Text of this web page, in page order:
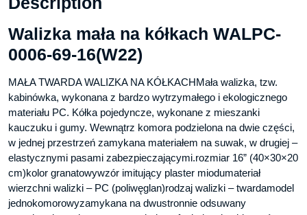
Walizka mała na kółkach WALPC-
0006-69-16(W22)
MAŁA TWARDA WALIZKA NA KÓŁKACHMała walizka, tzw.
kabinówka, wykonana z bardzo wytrzymałego i ekologicznego
materiału PC. Kółka pojedyncze, wykonane z mieszanki
kauczuku i gumy. Wewnątrz komora podzielona na dwie części,
w jednej przestrzeń zamykana materiałem na suwak, w drugiej –
elastycznymi pasami zabezpieczającymi.rozmiar 16” (40×30×20
cm)kolor granatowywzór imitujący plaster miodumateriał
wierzchni walizki – PC (poliwęglan)rodzaj walizki – twardamodel
jednokomorowyzamykana na dwustronnie odsuwany